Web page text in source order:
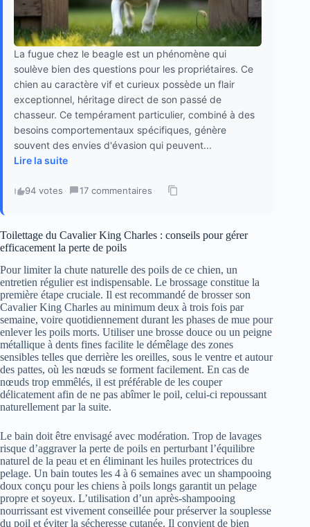
La fugue chez le beagle est un phénomène qui
soulève bien des questions pour les propriétaires. Ce
chien au caractère vif et curieux possède un flair
exceptionnel, héritage direct de son passé de
chasseur. Ce tempérament particulier, combiné à des
besoins comportementaux spécifiques, génère
souvent des envies d'évasion qui peuvent...
Lire la suite
94 votes · 17 commentaires ·
Toilettage du Cavalier King Charles : conseils pour gérer
efficacement la perte de poils
Pour limiter la chute naturelle des poils de ce chien, un
entretien régulier est indispensable. Le brossage constitue la
première étape cruciale. Il est recommandé de brosser son
Cavalier King Charles au minimum deux à trois fois par
semaine, voire quotidiennement durant les phases de mue pour
enlever les poils morts. Utiliser une brosse douce ou un peigne
métallique à dents fines facilite le démêlage des zones
sensibles telles que derrière les oreilles, sous le ventre et autour
des pattes, où les nœuds se forment facilement. En cas de
nœuds trop emmêlés, il est préférable de les couper
délicatement afin de ne pas abîmer le poil, celui-ci repoussant
naturellement par la suite.
Le bain doit être envisagé avec modération. Trop de lavages
risque d’aggraver la perte de poils en perturbant l’équilibre
naturel de la peau et en éliminant les huiles protectrices du
pelage. Un bain toutes les 4 à 6 semaines avec un shampooing
doux conçu pour les chiens à poils longs garantit un pelage
propre et soyeux. L’utilisation d’un après-shampooing
nourrissant est vivement conseillée pour préserver la souplesse
du poil et éviter la sécheresse cutanée. Il convient de bien